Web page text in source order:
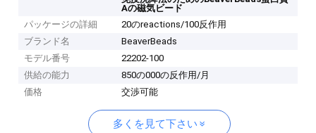
Aの磁気ビード
パッケージの詳細
20のreactions/100反作用
ブランド名
BeaverBeads
モデル番号
22202-100
供給の能力
850の000の反作用/月
価格
交渉可能
多くを見て下さい